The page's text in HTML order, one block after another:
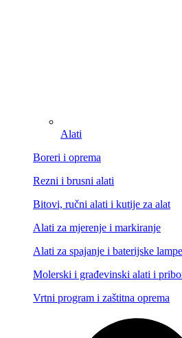
Alati
Boreri i oprema
Rezni i brusni alati
Bitovi, ručni alati i kutije za alat
Alati za mjerenje i markiranje
Alati za spajanje i baterijske lampe
Molerski i građevinski alati i
Vrtni program i zaštitna oprema